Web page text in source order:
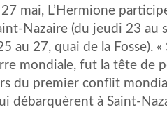
mai, L’Hermione
Nazaire (du jeudi 23 au
au 27, quai de la Fosse).
mondiale, fut la tête de
du premier conflit
débarquèrent à Saint-